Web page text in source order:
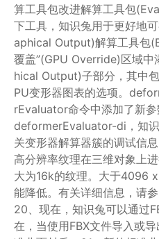
算工具包改进解算工具包
下工具，知识兔用于更好地
aphical Output)解算工具包
覆盖”(GPU Override)区域中
hical Output)子部分，其中
PU变形器图表的选项。
rEvaluator命令中添加了新
deformerEvaluator-di，知
关变形器解算器簇的调试信
高分辨率纹理在三维对象上
大为16k的纹理。大于4096
能降低。有关详细信息，请
20、现在，知识兔可以通过
在，当使用FBX文件导入或